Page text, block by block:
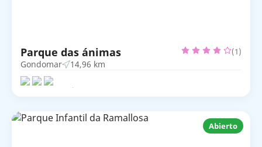
Parque das ánimas (1)
Gondomar 14,96 km
Abierto